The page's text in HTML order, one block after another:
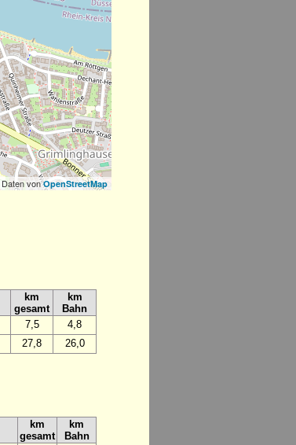
vonOpenStreetMap
km
gesamt
km
Bahn
7,5
4,8
27,8 26,0
km
gesamt
km
Bahn